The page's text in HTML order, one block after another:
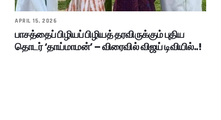
APRIL 15, 2026
பாசத்தைப் பிழியப் பிழியத் தரவிருக்கும் புதிய
தொடர் ‘தாய்மாமன்’ – விரைவில் விஜய் டிவியில்..!